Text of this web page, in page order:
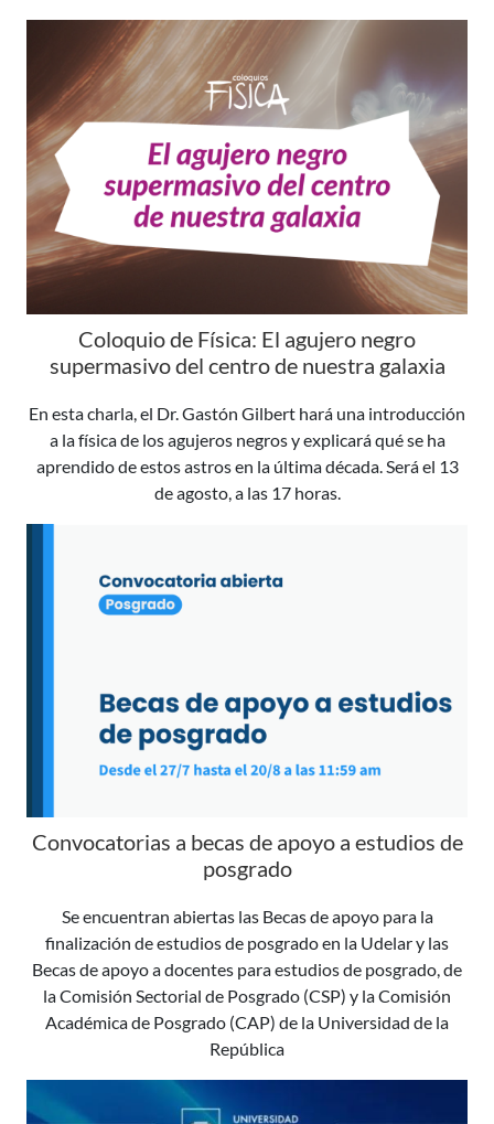
Coloquio de Física: El agujero negro
supermasivo del centro de nuestra galaxia
En esta charla, el Dr. Gastón Gilbert hará una introducción
a la física de los agujeros negros y explicará qué se ha
aprendido de estos astros en la última década. Será el 13
de agosto, a las 17 horas.
Convocatorias a becas de apoyo a estudios de
posgrado
Se encuentran abiertas las Becas de apoyo para la
finalización de estudios de posgrado en la Udelar y las
Becas de apoyo a docentes para estudios de posgrado, de
la Comisión Sectorial de Posgrado (CSP) y la Comisión
Académica de Posgrado (CAP) de la Universidad de la
República